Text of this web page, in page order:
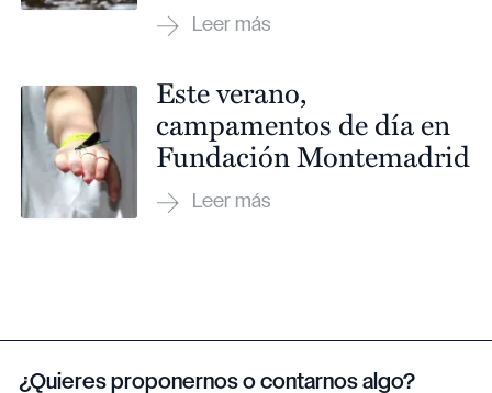
Este verano,
campamentos de día en
Fundación Montemadrid
¿Quieres proponernos o contarnos algo?